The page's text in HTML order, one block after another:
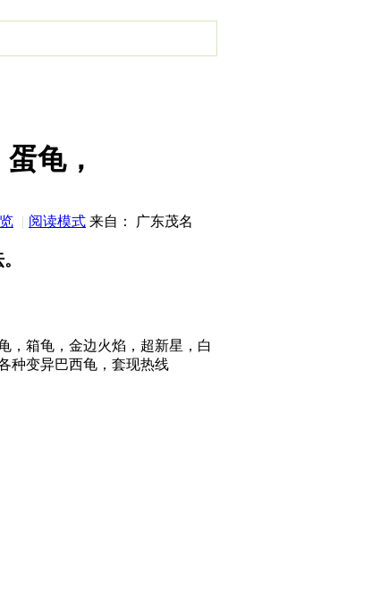
龟，
| 阅读模式 来自： 广东茂名
，箱龟，金边火焰，超新星，白
种变异巴西龟，套现热线